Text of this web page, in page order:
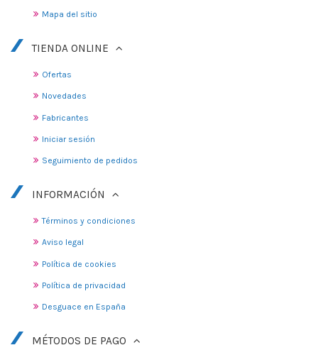
Mapa del sitio
TIENDA ONLINE
Ofertas
Novedades
Fabricantes
Iniciar sesión
Seguimiento de pedidos
INFORMACIÓN
Términos y condiciones
Aviso legal
Política de cookies
Política de privacidad
Desguace en España
MÉTODOS DE PAGO